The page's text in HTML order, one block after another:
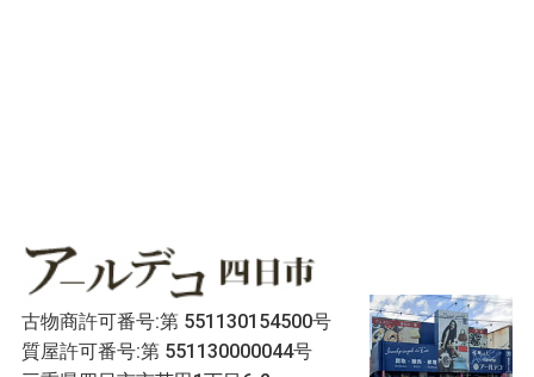
古物商許可番号:第 551130154500号
質屋許可番号:第 551130000044号